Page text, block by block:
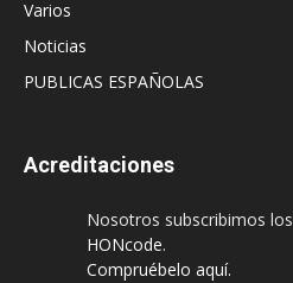
Varios
Noticias
PUBLICAS ESPAÑOLAS
Acreditaciones
Nosotros subscribimos los
HONcode.
Compruébelo aquí.